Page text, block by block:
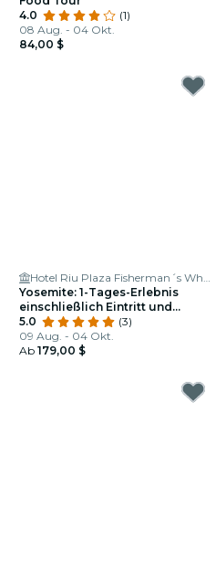
4.0
(1)
08 Aug. - 04 Okt.
84,00 $
Hotel Riu Plaza Fisherman´s Wharf
Yosemite: 1-Tages-Erlebnis
einschließlich Eintritt und
geführter Tour
5.0
(3)
09 Aug. - 04 Okt.
Ab 179,00 $